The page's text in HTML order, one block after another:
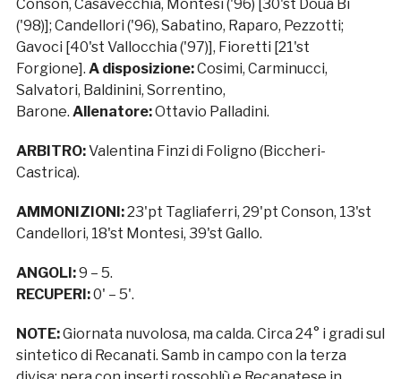
Conson, Casavecchia, Montesi ('96) [30'st Doua Bi
('98)]; Candellori ('96), Sabatino, Raparo, Pezzotti;
Gavoci [40'st Vallocchia ('97)], Fioretti [21'st
Forgione]. A disposizione:Cosimi, Carminucci,
Salvatori, Baldinini, Sorrentino,
Barone. Allenatore:Ottavio Palladini.
ARBITRO:Valentina Finzi di Foligno (Biccheri-
Castrica).
AMMONIZIONI:23'pt Tagliaferri, 29'pt Conson, 13'st
Candellori, 18'st Montesi, 39'st Gallo.
ANGOLI:9 – 5.
RECUPERI:0' – 5'.
NOTE:Giornata nuvolosa, ma calda. Circa 24° i gradi sul
sintetico di Recanati. Samb in campo con la terza